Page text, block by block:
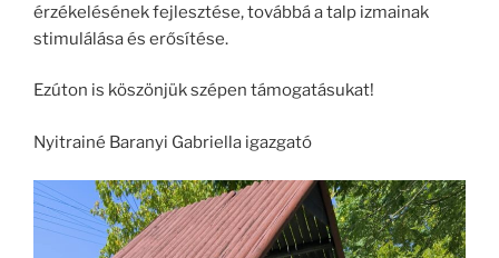
érzékelésének fejlesztése, továbbá a talp izmainak
stimulálása és erősítése.
Ezúton is köszönjük szépen támogatásukat!
Nyitrainé Baranyi Gabriella igazgató